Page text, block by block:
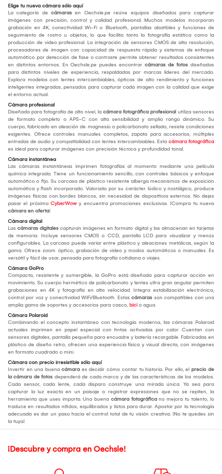
Elige tu nueva cámara sólo aquí
La categoría de cámaras en Oechsle.pe reúne equipos diseñados para capturar
imágenes con precisión, control y calidad profesional. Muchos modelos incorporan
grabación en 4K, conectividad Wi-Fi o Bluetooth, pantallas abatibles y funciones de
seguimiento de rostro u objetos, lo que facilita tanto la fotografía estática como la
producción de video profesional. La integración de sensores CMOS de alta resolución,
procesadores de imagen con capacidad de respuesta rápida y sistemas de enfoque
automático por detección de fase o contraste permite obtener resultados consistentes
en distintos entornos. En Oechsle.pe puedes encontrar cámaras de fotos diseñadas
para distintos niveles de experiencia, respaldadas por marcas líderes del mercado.
Explora modelos con lentes intercambiables, ópticas de alto rendimiento y funciones
inteligentes integradas, pensados para capturar cada imagen con la calidad que exige
el entorno actual.
Cámara profesional
Diseñada para fotografía de alto nivel, la cámara fotográfica profesional utiliza sensores
de formato completo o APS-C con alta sensibilidad y amplio rango dinámico. Su
cuerpo, fabricado en aleación de magnesio o policarbonato sellado, resiste condiciones
exigentes. Ofrece controles manuales completos, zapata para accesorios, múltiples
entradas de audio y compatibilidad con lentes intercambiables. Esta cámara fotográfica
es ideal para capturar imágenes con precisión técnica y profundidad tonal.
Cámara instantánea
Las cámaras instantáneas imprimen fotografías al momento mediante una película
química integrada. Tiene un funcionamiento sencillo, con controles básicos y enfoque
automático o fijo. Su carcasa de plástico resistente alberga mecanismos de exposición
automática y flash incorporado. Valorada por su carácter lúdico y nostálgico, produce
imágenes físicas con bordes blancos, sin necesidad de dispositivos externos. No dejes
pasar el próximo CyberWow y encuentra promociones exclusivas. ¡Compra tu nueva
cámara en oferta!
Cámara digital
Las cámaras digitales capturan imágenes en formato digital y las almacenan en tarjetas
de memoria. Incluye sensores CMOS o CCD, pantalla LCD para visualizar y menús
configurables. La carcasa puede variar entre plástico y aleaciones metálicas, según la
gama. Ofrece zoom óptico, grabación de video y modos automáticos o manuales. Es
versátil y fácil de usar, pensada para fotografía cotidiana o viajes.
Cámara GoPro
Compacta, resistente y sumergible, la GoPro está diseñada para capturar acción en
movimiento. Su cuerpo hermético de policarbonato y lentes ultra gran angular permiten
grabaciones en 4K y fotografía en alta velocidad. Integra estabilización electrónica,
control por voz y conectividad WiFi/Bluetooth. Estas cámaras son compatibles con una
amplia gama de soportes y accesorios para casco, bicio agua.
Cámara Polaroid
Combinando el concepto instantáneo con tecnología moderna, las cámaras Polaroid
actuales imprimen en papel especial con tintas activadas por calor. Cuentan con
sensores digitales, pantalla pequeña para encuadre y batería recargable. Fabricadas en
plástico de diseño retro, ofrecen una experiencia física y visual directa, con imágenes
en formato cuadrado o mini.
Cámara con precio irresistible sólo aquí
Invertir en una buena cámara es decidir cómo contar tu historia. Por ello, el precio de
la cámara de fotos dependerá de cada marca y de las características de los modelos.
Cada sensor, cada lente, cada disparo construye una mirada única. Ya sea para
capturar la luz exacta en un paisaje o registrar expresiones que no se repiten, la
herramienta que uses importa. Una buena cámara fotográfica no mejora tu talento, lo
traduce en resultados nítidos, equilibrados y listos para durar. Apostar por la tecnología
adecuada es dar un paso hacia el control total de tu visión creativa. ¡No te quedes sin
la tuya!
¡Descubre y compra en Oechsle!